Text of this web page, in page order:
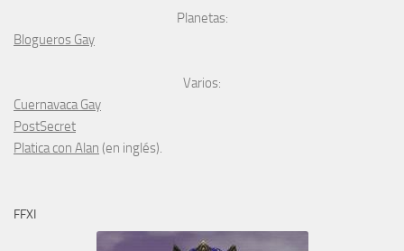
Planetas:
Blogueros Gay
Varios:
Cuernavaca Gay
PostSecret
Platica con Alan (en inglés).
FFXI